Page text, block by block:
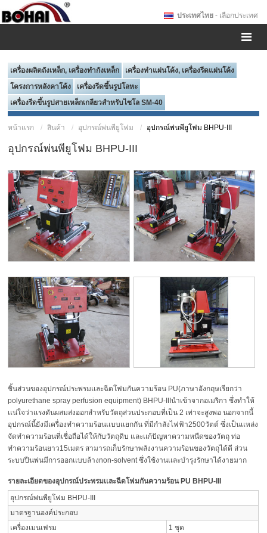
ประเทศไทย - เลือกประเทศ
เครื่องผลิตถังเหล็ก, เครื่องทำกังเหล็ก
เครื่องทำแผ่นโค้ง, เครื่องรีดแผ่นโค้ง
โครงการหลังคาโค้ง
เครื่องรีดขึ้นรูปโลหะ
เครื่องรีดขึ้นรูปสายเหล็กเกลียวสำหรับไซโล SM-40
หน้าเเรก สินค้า อุปกรณ์พ่นพียูโฟม อุปกรณ์พ่นพียูโฟม BHPU-III
อุปกรณ์พ่นพียูโฟม BHPU-III
ชิ้นส่วนของอุปกรณ์ประพรมเเละฉีดโฟมกันความร้อน PU(ภาษาอังกฤษเรียกว่า
polyurethane spray perfusion equipment) BHPU-IIIนำเข้าจากอเมริกา ซึ่งทำให้
เเน่ใจว่าเเรงดันผสมส่งออกสำหรับวัตถุส่วนประกอบที่เป็น 2 เท่าจะสูงพอ นอกจากนี้
อุปกรณ์นี้ยังมีเครื่องทำความร้อนเเบบเเยกกัน ที่มีกำลังไฟฟ้า2500วัตต์ ซึ่งเป็นเเหล่ง
จัดทำความร้อนที่เชื่อถือได้ให้กับวัตถุดิบ เเละเเก้ปัญหาความหนืดของวัตถุ ท่อ
ทำความร้อนยาว15เมตร สามารถเก็บรักษาพลังงานความร้อนของวัตถุได้ดี ส่วน
ระบบปืนพ่นมีการออกเเบบล้างnon-solvent ซึ่งใช้งานเเละบำรุงรักษาได้งายมาก
รายละเอียดของอุปกรณ์ประพรมเเละฉีดโฟมกันความร้อน PU BHPU-III
อุปกรณ์พ่นพียูโฟม BHPU-III
มาตรฐานองค์ประกอบ
เครื่องเมนเฟรม
1 ชุด